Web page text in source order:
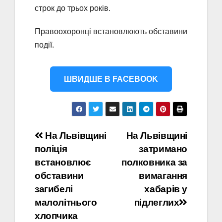
строк до трьох років.
Правоохоронці встановлюють обставини
події.
ШВИДШЕ В FACEBOOK
Навігація
записів
На Львівщині
затримано
полковника за
вимагання
хабарів у
підлеглих
На Львівщині
поліція
встановлює
обставини
загибелі
малолітнього
хлопчика